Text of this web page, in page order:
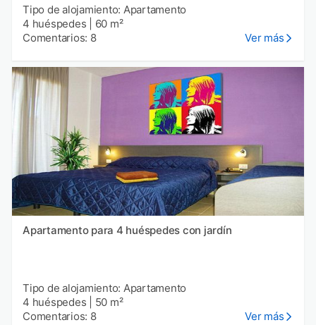
Tipo de alojamiento: Apartamento
4 huéspedes
60 m²
Comentarios: 8
Ver más
Apartamento para 4 huéspedes con jardín
Tipo de alojamiento: Apartamento
4 huéspedes
50 m²
Comentarios: 8
Ver más